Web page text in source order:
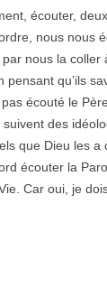
écouter,
nous nous
nous la
qu’ils
écouté le
des
que Dieu les a
écouter la
Car oui, je